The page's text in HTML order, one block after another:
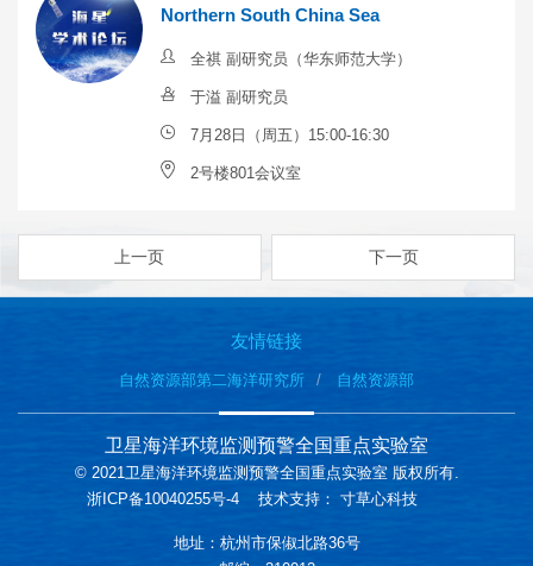
Northern South China Sea
全祺 副研究员（华东师范大学）
于溢 副研究员
7月28日（周五）15:00-16:30
2号楼801会议室
上一页 下一页
友情链接
自然资源部第二海洋研究所 自然资源部
卫星海洋环境监测预警全国重点实验室
© 2021卫星海洋环境监测预警全国重点实验室 版权所有.
浙ICP备10040255号-4 技术支持： 寸草心科技
地址：杭州市保俶北路36号